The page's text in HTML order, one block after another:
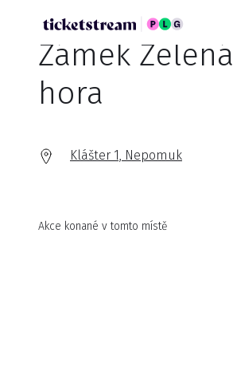
Zámek Zelená
hora
Klášter 1, Nepomuk
Akce konané v tomto místě